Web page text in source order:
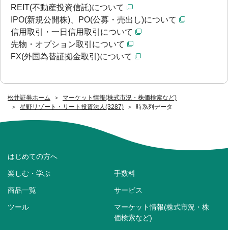
松井証券ホーム
マーケット情報(株式市況・株価検索など)
星野リゾート・リート投資法人(3287)
時系列データ
REIT(不動産投資信託)について
IPO(新規公開株)、PO(公募・売出し)について
信用取引・一日信用取引について
先物・オプション取引について
FX(外国為替証拠金取引)について
はじめての方へ
楽しむ・学ぶ 手数料
商品一覧 サービス
ツール
マーケット情報(株式市況・株
価検索など)